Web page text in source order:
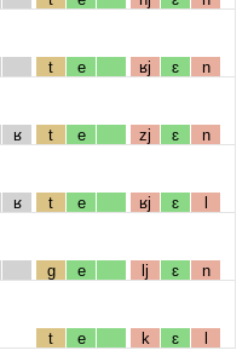
t e ʁj ɛ n
ʁ t e zj ɛ n
ʁ t e ʁj ɛ l
g e lj ɛ n
t e k ɛ l